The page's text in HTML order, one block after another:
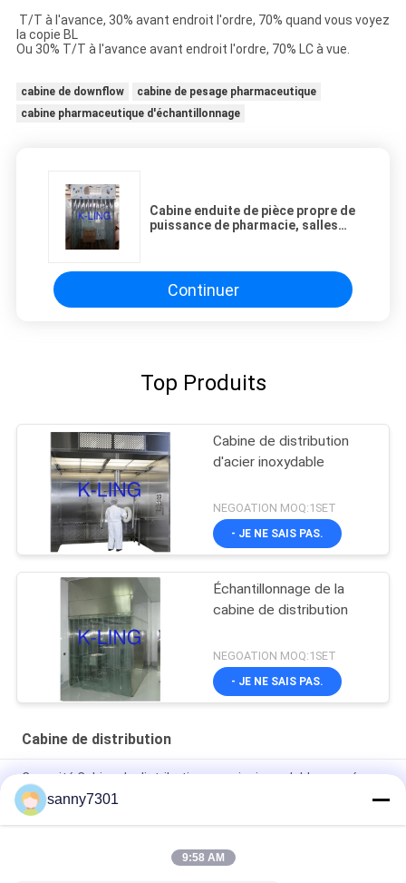
T/T à l'avance, 30% avant endroit l'ordre, 70% quand vous voyez
la copie BL
Ou 30% T/T à l'avance avant endroit l'ordre, 70% LC à vue.
cabine de downflow
cabine de pesage pharmaceutique
cabine pharmaceutique d'échantillonnage
Cabine enduite de pièce propre de
puissance de pharmacie, salles
Continuer
Top Produits
Cabine de distribution
d'acier inoxydable
NEGOATION MOQ:1SET
- JE NE SAIS PAS.
Échantillonnage de la
cabine de distribution
NEGOATION MOQ:1SET
- JE NE SAIS PAS.
Cabine de distribution
Capacité Cabine de distribution en acier inoxydable avec écran
LCD et taille personnalisée
Écran tactile Bureau d'échantillonnage en acier inoxydable
sanny7301
9:58 AM